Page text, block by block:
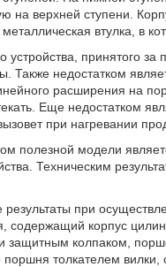
на верхней ступени.
втулка, в
устройства, принятого
Также недостатком
расширения на
Еще недостатком
при нагревании
полезной модели
Техническим
результаты при
содержащий корпус
защитным колпаком,
толкателем